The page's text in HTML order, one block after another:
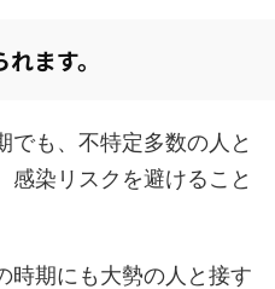
ます。
でも、不特定多数の人と
感染リスクを避けること
時期にも大勢の人と接す